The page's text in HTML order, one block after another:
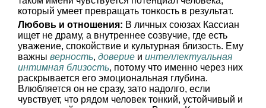
который умеет превращать тонкость в результат.
Любовь и отношения: В личных союзах Кассиан
ищет не драму, а внутреннее созвучие, где есть
уважение, спокойствие и культурная близость. Ему
важны верность, доверие и интеллектуальная
интимная близость, потому что именно через них
раскрывается его эмоциональная глубина.
Влюбляется он не сразу, зато надолго, если
чувствует, что рядом человек тонкий, устойчивый и